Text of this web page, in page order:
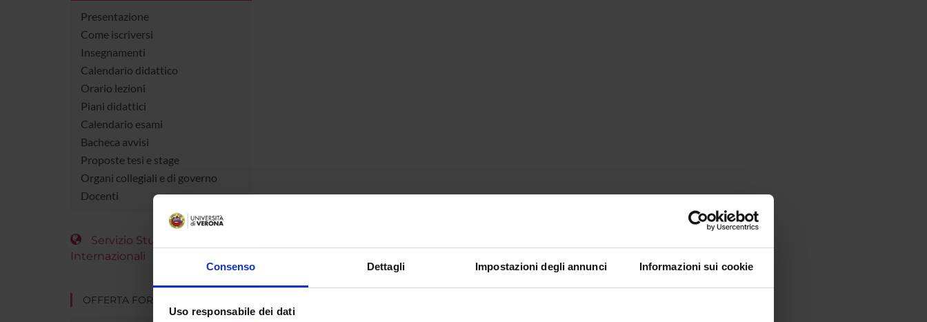
Consenso Dettagli Impostazioni degli annunci Informazioni sui cookie
Uso responsabile dei dati
Presentazione
Come iscriversi
Insegnamenti
Calendario didattico
Orario lezioni
Piani didattici
Calendario esami
Bacheca avvisi
Proposte tesi e stage
Organi collegiali e di governo
Docenti
Servizio Studenti
Internazionali
OFFERTA FORMATIVA